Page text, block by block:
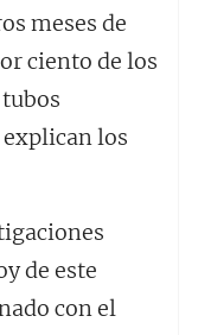
meses de
ciento de los
los
de este
con el